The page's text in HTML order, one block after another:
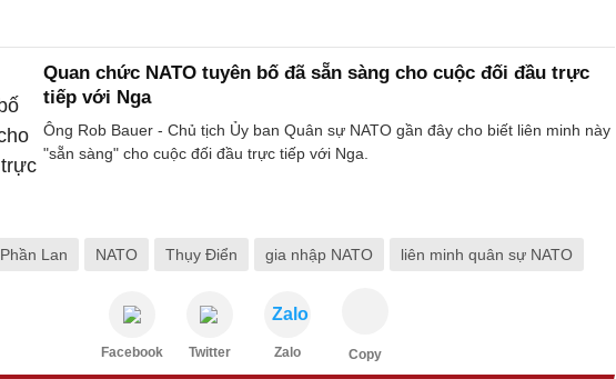
Quan chức NATO tuyên bố đã sẵn sàng cho cuộc đối đầu trực
tiếp với Nga
Ông Rob Bauer - Chủ tịch Ủy ban Quân sự NATO gần đây cho biết liên minh này
"sẵn sàng" cho cuộc đối đầu trực tiếp với Nga.
Phần Lan NATO Thụy Điển gia nhập NATO liên minh quân sự NATO
Facebook Twitter
Zalo
Zalo Copy